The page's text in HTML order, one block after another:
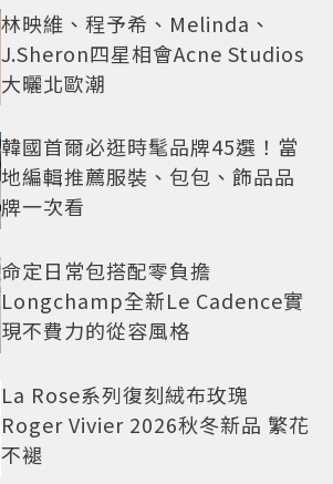
林映維、程予希、Melinda、
J.Sheron四星相會Acne Studios
大曬北歐潮
韓國首爾必逛時髦品牌45選！當
地編輯推薦服裝、包包、飾品品
牌一次看
命定日常包搭配零負擔
Longchamp全新Le Cadence實
現不費力的從容風格
La Rose系列復刻絨布玫瑰
Roger Vivier 2026秋冬新品 繁花
不褪